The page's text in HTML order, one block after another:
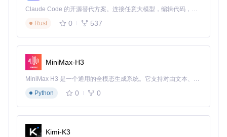
源。多云适配层的实现位于
services/cloud/目录，通过驱动式
架构支持新云平台的快速接入。
图1：Dokploy多云集成架构示意图，展示了平台与各类云服务
的对接方式
适用场景：需要在混合云或多云环境中部署应用的企业，可通
过Dokploy实现统一管理，避免厂商锁定，优化资源利用成
三、实践指南
3.1 环境搭建与配置
Claude Code 的开源替代方案。连接任意大模型，编辑代码，运行命令，自动验证 — 全自动执行。用 Rust 构建，极致性能。 ｜ An open-source alternative to Claude Code. Connect any LLM, edit code, run commands, and verify changes — autonomously. Built in Rust for speed. Get Started
Rust
0 537
MiniMax-H3
MiniMax H3 是一个通用的全模态生成系统。它支持对由文本、图像、视频和音频组成的多模态上下文进行统一理解，并能生成分辨率高达 2K、时长可达 15 秒的带原生立体声音频的视频。得益于面向任务泛化的系统设计，H3 在预训练阶段就已具备广泛的多模态上下文理解与生成能力，能够出色地执行复杂的多模态指令。
Python
0 0
Kimi-K3